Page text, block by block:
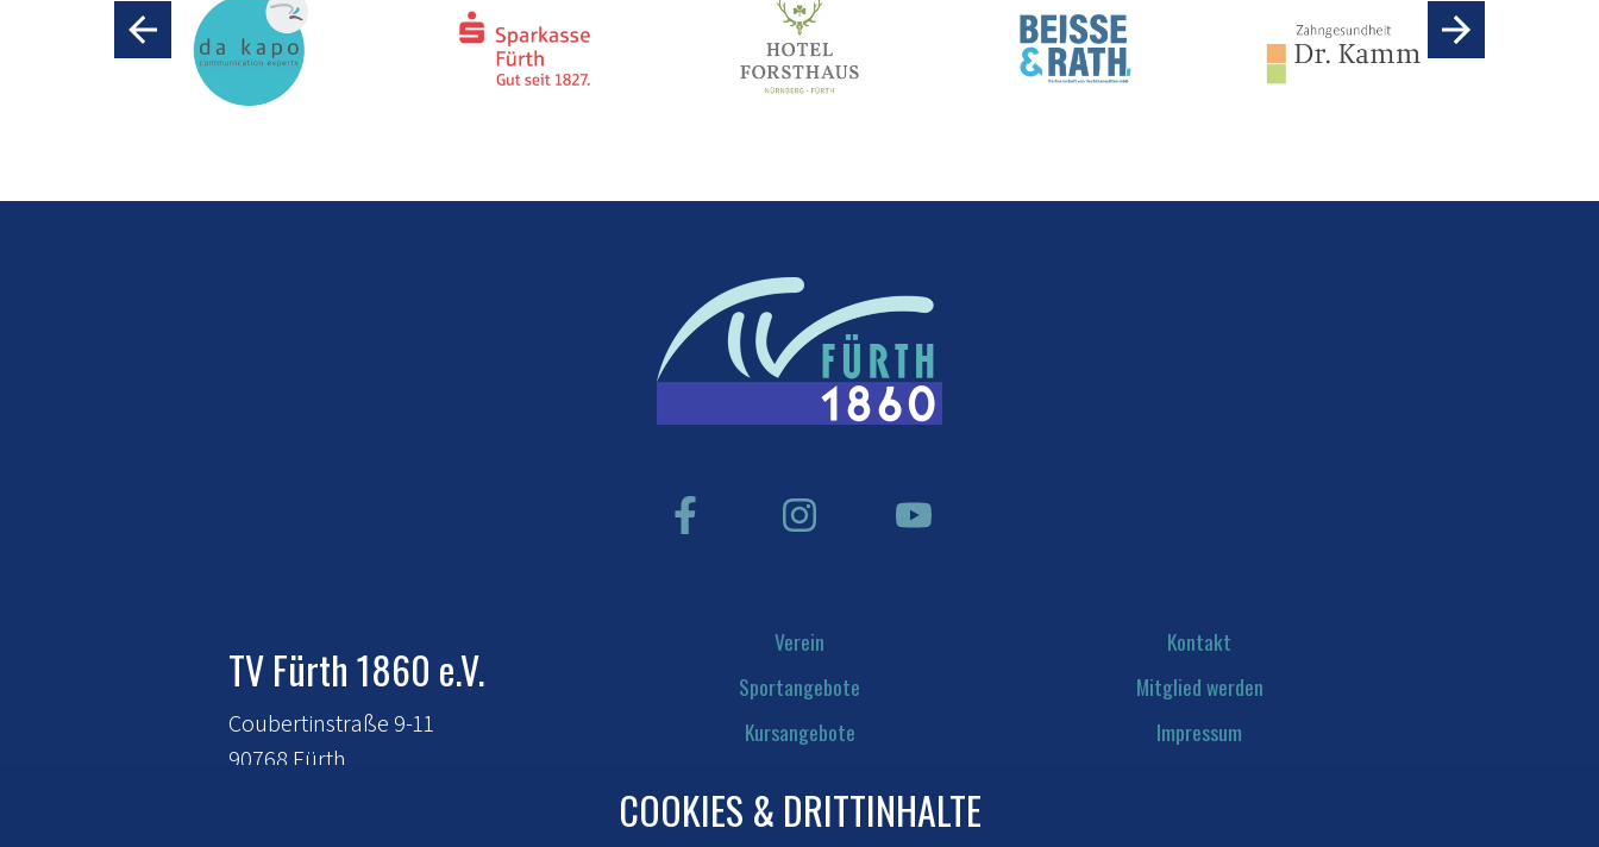
TV Fürth 1860 e.V.
Coubertinstraße 9-11
90768 Fürth
Verein
Sportangebote
Kursangebote
Vereins-News
Kontakt
Mitglied werden
Impressum
COOKIES & DRITTINHALTE